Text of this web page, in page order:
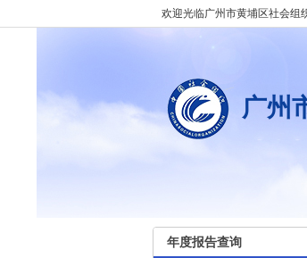
欢迎光临广州市黄埔区社会组
广州
年度报告查询